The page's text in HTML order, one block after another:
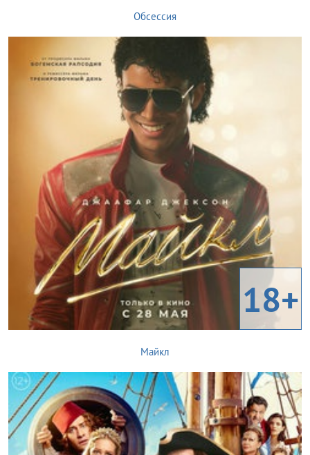
Обсессия
18+
Майкл